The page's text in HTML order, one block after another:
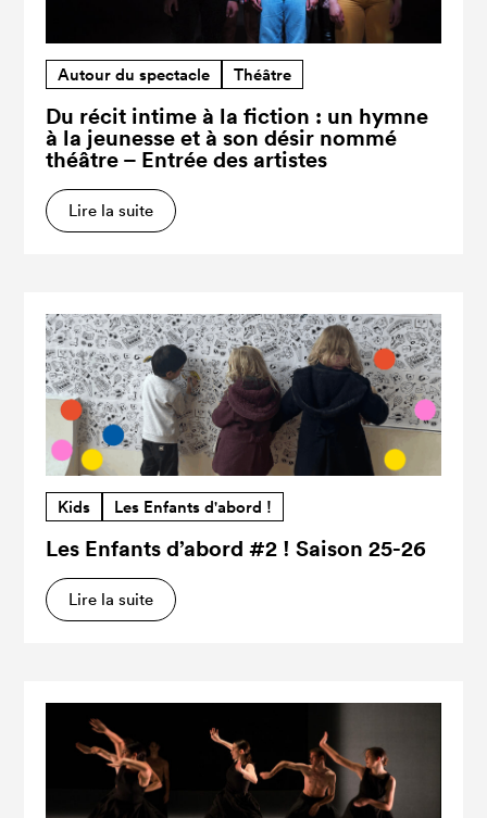
Autour du spectacle Théâtre
Du récit intime à la fiction : un hymne
à la jeunesse et à son désir nommé
théâtre – Entrée des artistes
Lire la suite
Kids Les Enfants d'abord !
Les Enfants d’abord #2 ! Saison 25-26
Lire la suite